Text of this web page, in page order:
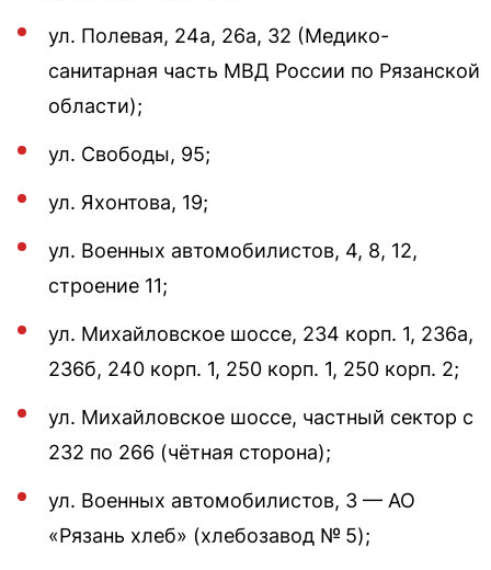
ул. Полевая, 24а, 26а, 32 (Медико-
санитарная часть МВД России по Рязанской
области);
ул. Свободы, 95;
ул. Яхонтова, 19;
ул. Военных автомобилистов, 4, 8, 12,
строение 11;
ул. Михайловское шоссе, 234 корп. 1, 236а,
236б, 240 корп. 1, 250 корп. 1, 250 корп. 2;
ул. Михайловское шоссе, частный сектор с
232 по 266 (чётная сторона);
ул. Военных автомобилистов, 3 — АО
«Рязань хлеб» (хлебозавод № 5);